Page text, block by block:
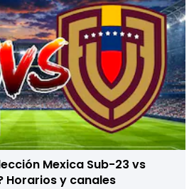
Mexica Sub-23 vs
Horarios y canales